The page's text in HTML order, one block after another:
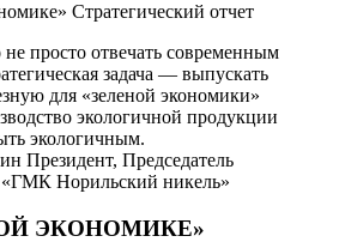
Стратегический отчет
просто отвечать современным
задача — выпускать
для «зеленой экономики»
экологичной продукции
экологичным.
Президент, Председатель
Норильский никель»
ЭКОНОМИКЕ»